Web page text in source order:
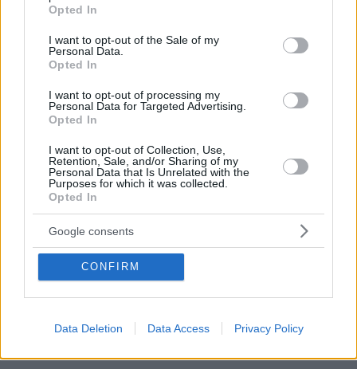
use your data for below specified purposes in below Google
consent section.
Opted In
I want to opt-out of the Sale of my
Personal Data.
Opted In
I want to opt-out of processing my
Personal Data for Targeted Advertising.
Opted In
I want to opt-out of Collection, Use,
Retention, Sale, and/or Sharing of my
Personal Data that Is Unrelated with the
Purposes for which it was collected.
Opted In
Google consents
CONFIRM
Data Deletion Data Access Privacy Policy
«Δώρο» 1 δισ. δολαρίων στη Κολομβία από τις ΗΠΑ
μετά την ορκωμοσία του νέου τραμπικού προέδρου
09.08.2026, 02:08
Τουλάχιστον 22 νεκροί κατά τη σύγκρουση δύο
λεωφορείων στον Νίγηρα
09.08.2026, 01:31
7 ηπειρώτικες πίτες: Φτιάχνουμε πλασίντα, κοθρόπιτα,
μπατσαριά, και άλλες που λατρεύουμε
Συντριβή ελικοπτέρου στο Ρίο ντε Τζανέιρο, νεκροί οι
09.08.2026, 00:59
Εκτός ελέγχου μεγάλη δασική πυρκαγιά στον Καναδά,
χιλιάδες αναγκάστηκαν να εγκαταλείψουν τις εστίες
τους
09.08.2026, 00:42
Ποιοι μπορεί να είναι οι λόγοι που μια γάτα τινάζεται